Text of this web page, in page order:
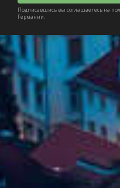
Подписавшись вы соглашаетесь на
Германии.